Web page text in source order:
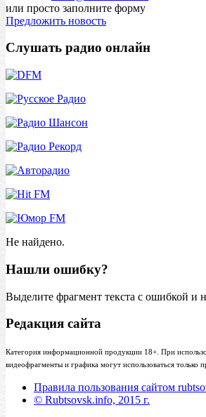
или просто заполните форму
Предложить новость
Слушать радио онлайн
Не найдено.
Нашли ошибку?
Выделите фрагмент текста с ошибкой и
Редакция сайта
Категория информационной продукции 18+. При
видеофрагменты и графика могут использоваться только
Правила пользования сайтом
© Rubtsovsk.info, 2015 г.